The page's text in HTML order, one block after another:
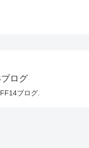
ログ
ブログ.